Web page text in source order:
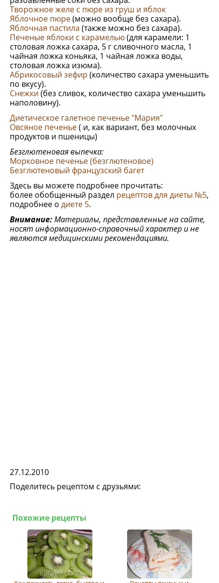
Творожное желе с пюре из груш и яблок
Яблочное пюре(можно вообще без сахара).
Яблочная пастила (также можно без сахара).
Печеные яблоки с карамелью(для карамели: 1
столовая ложка сахара, 5 г сливочного масла, 1
чайная ложка коньяка, 1 чайная ложка воды,
столовая ложка изюма).
Абрикосовый зефир (количество сахара уменьшить
по вкусу).
Снежки (без сливок, количество сахара уменьшить
наполовину).
Диетическое галетное печенье "Мария"
Овсяное печенье( и, как вариант, без молочных
продуктов и пшеницы)
Безглютеновая выпечка:
Морковное печенье (безглютеновое)
Безглютеновый французский багет
Здесь вы можете подробнее прочитать:
более обобщенный раздел рецептов для диеты №5,
подробнее о диете 5.
Внимание:Материалы, представленные на сайте,
носят информационно-справочный характер и не
являются медицинскими рекомендациями.
27.12.2010
Поделитесь рецептом с друзьями:
Похожие рецепты